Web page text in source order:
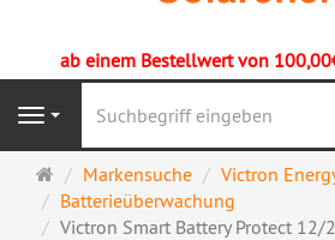
ab einem Bestellwert von 100,00€
Navigation
Startseite
Markensuche
Victron
Batterieüberwachung
Victron Smart Battery Protect 12/